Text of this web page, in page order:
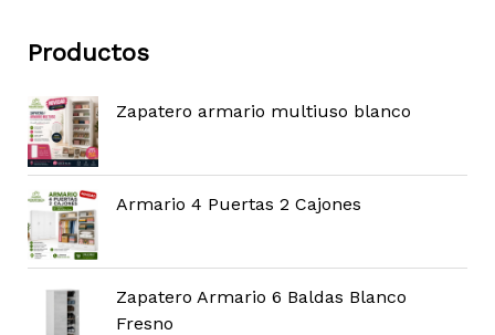
Productos
Zapatero armario multiuso blanco
Armario 4 Puertas 2 Cajones
Zapatero Armario 6 Baldas Blanco
Fresno